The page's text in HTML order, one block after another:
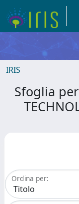
IRIS
Sfoglia
Ordina per: